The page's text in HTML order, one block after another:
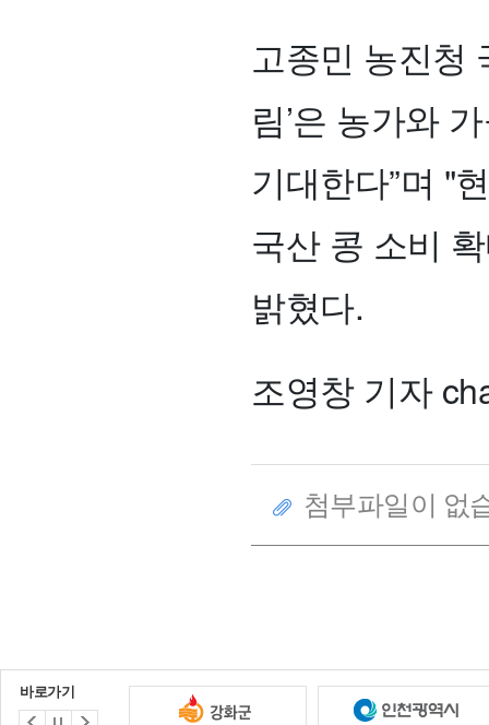
고종민 농진청
림’은 농가와
기대한다”며 "
국산 콩 소비
밝혔다.
조영창 기자
첨부파일이 없
바로가기